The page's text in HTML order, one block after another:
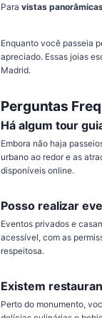
Para vistas
Enquanto você passeia
apreciado. Essas joias
Madrid.
Perguntas
Há algum tour
Embora não haja
urbano ao redor e as
disponíveis online.
Posso realizar
Eventos privados e
acessível, com as
respeitosa.
Existem
Perto do monumento,